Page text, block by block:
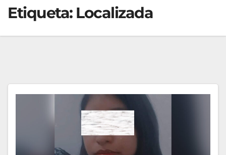
Etiqueta: Localizada